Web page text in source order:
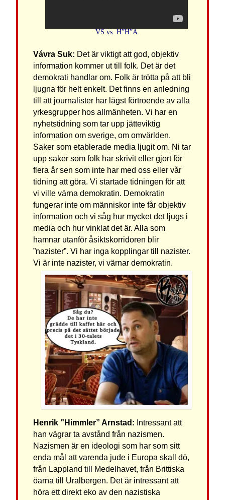
VS vs. H”H”A
Vávra Suk: Det är viktigt att god, objektiv
information kommer ut till folk. Det är det
demokrati handlar om. Folk är trötta på att bli
ljugna för helt enkelt. Det finns en anledning
till att journalister har lägst förtroende av alla
yrkesgrupper hos allmänheten. Vi har en
nyhetstidning som tar upp jätteviktig
information om sverige, om omvärlden.
Saker som etablerade media ljugit om. Ni tar
upp saker som folk har skrivit eller gjort för
flera år sen som inte har med oss eller vår
tidning att göra. Vi startade tidningen för att
vi ville värna demokratin. Demokratin
fungerar inte om människor inte får objektiv
information och vi såg hur mycket det ljugs i
media och hur vinklat det är. Alla som
hamnar utanför åsiktskorridoren blir
”nazister”. Vi har inga kopplingar till nazister.
Vi är inte nazister, vi värnar demokratin.
Henrik ”Himmler” Arnstad: Intressant att
han vägrar ta avstånd från nazismen.
Nazismen är en ideologi som har som sitt
enda mål att varenda jude i Europa skall dö,
från Lappland till Medelhavet, från Brittiska
öarna till Uralbergen. Det är intressant att
höra ett direkt eko av den nazistiska